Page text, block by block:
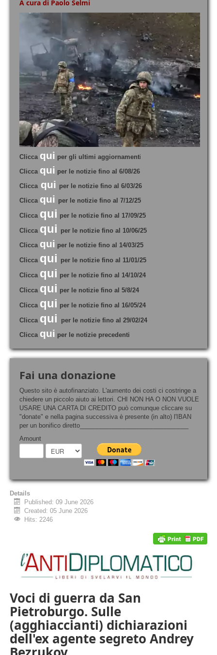
A cura di Paolo Selmi
Clicca qui per gli ultimi aggiornamenti
Clicca qui per le notizie fino al 6/08/26
Clicca qui per le notizie fino al 6/03/26
Clicca qui per le notizie fino al 7/12/25
Clicca qui per le notizie fino al 17/09/25
Clicca qui per le notizie fino al 10/06/25
Clicca qui per le notizie fino al 14/03/25
Clicca qui per le notizie fino al 11/01/25
Clicca qui per le notizie fino al 14/10/24
Clicca qui per le notizie fino al 5/8/24
Clicca qui per le notizie fino al 16/05/24
Clicca qui
per le notizie fino al 29/02/24
Clicca qui per le notizie precedenti
Fai una donazione
Questo sito è autofinanziato. L'aumento dei costi ci costringe a
chiedere un piccolo aiuto ai lettori. CHI NON HA O NON VUOLE
USARE UNA CARTA DI CREDITO può comunque cliccare su
"donate" e nella pagina successiva è presente (in alto) l'IBAN
per un bonifico diretto________________________________
Amount
Details
Published: 09 June 2026
Created: 05 June 2026
Hits: 2246
Voci di guerra da San
Pietroburgo. Sulle
(agghiaccianti) dichiarazioni
dell'ex agente segreto Andrey